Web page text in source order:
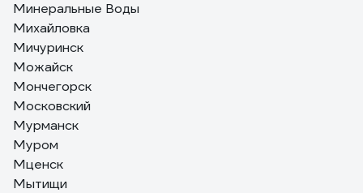
Минеральные Воды
Михайловка
Мичуринск
Можайск
Мончегорск
Московский
Мурманск
Муром
Мценск
Мытищи